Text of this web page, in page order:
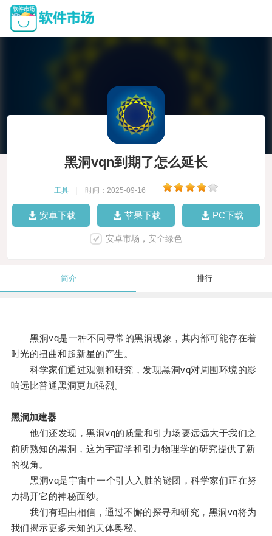
黑洞vqn到期了怎么延长
工具 时间：2025-09-16
安卓下载 苹果下载 PC下载
安卓市场，安全绿色
简介 排行
黑洞vq是一种不同寻常的黑洞现象，其内部可能存在着
时光的扭曲和超新星的产生。
科学家们通过观测和研究，发现黑洞vq对周围环境的影
响远比普通黑洞更加强烈。
黑洞加建器
他们还发现，黑洞vq的质量和引力场要远远大于我们之
前所熟知的黑洞，这为宇宙学和引力物理学的研究提供了新
的视角。
黑洞vq是宇宙中一个引人入胜的谜团，科学家们正在努
力揭开它的神秘面纱。
我们有理由相信，通过不懈的探寻和研究，黑洞vq将为
我们揭示更多未知的天体奥秘。